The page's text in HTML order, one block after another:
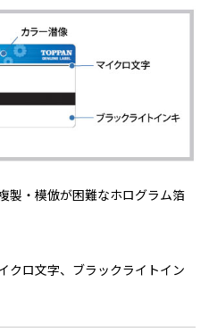
製・模倣が困難なホログラム箔
クロ文字、ブラックライトイン